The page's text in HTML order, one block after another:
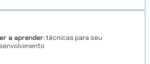
a aprender:técnicas para seu